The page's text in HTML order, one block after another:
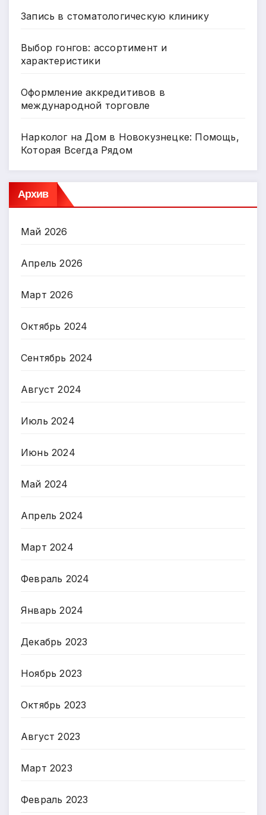
Запись в стоматологическую клинику
Выбор гонгов: ассортимент и
характеристики
Оформление аккредитивов в
международной торговле
Нарколог на Дом в Новокузнецке: Помощь,
Которая Всегда Рядом
Архив
Май 2026
Апрель 2026
Март 2026
Октябрь 2024
Сентябрь 2024
Август 2024
Июль 2024
Июнь 2024
Май 2024
Апрель 2024
Март 2024
Февраль 2024
Январь 2024
Декабрь 2023
Ноябрь 2023
Октябрь 2023
Август 2023
Март 2023
Февраль 2023